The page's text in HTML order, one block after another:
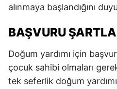
alınmaya başlandığını
BAŞVURU
Doğum yardımı için
çocuk sahibi olmaları
tek seferlik doğum